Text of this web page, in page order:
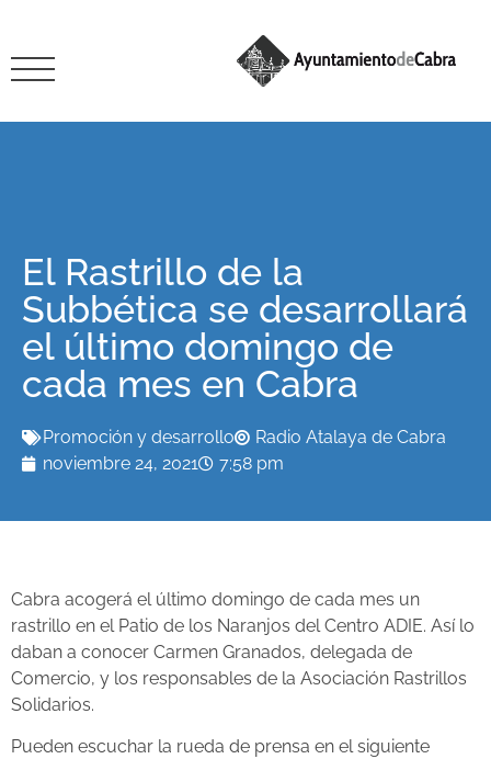
El Rastrillo de la
Subbética se desarrollará
el último domingo de
cada mes en Cabra
Promoción y desarrollo
Radio Atalaya de Cabra
noviembre 24, 2021
7:58 pm
Cabra acogerá el último domingo de cada mes un
rastrillo en el Patio de los Naranjos del Centro ADIE. Así lo
daban a conocer Carmen Granados, delegada de
Comercio, y los responsables de la Asociación Rastrillos
Solidarios.
Pueden escuchar la rueda de prensa en el siguiente